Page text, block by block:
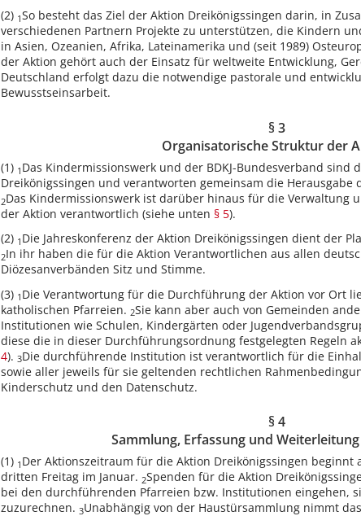
(2) 1So besteht das Ziel der Aktion Dreikönigssingen darin, in
verschiedenen Partnern Projekte zu unterstützen, die Kindern
in Asien, Ozeanien, Afrika, Lateinamerika und (seit 1989)
der Aktion gehört auch der Einsatz für weltweite Entwicklung,
Deutschland erfolgt dazu die notwendige pastorale und
Bewusstseinsarbeit.
§ 3
Organisatorische Struktur der
(1) 1 Das Kindermissionswerk und der BDKJ-Bundesverband sind
Dreikönigssingen und verantworten gemeinsam die
2Das Kindermissionswerk ist darüber hinaus für die Verwaltung
der Aktion verantwortlich (siehe unten § 5).
(2) 1 Die Jahreskonferenz der Aktion Dreikönigssingen dient der
2In ihr haben die für die Aktion Verantwortlichen aus allen
Diözesanverbänden Sitz und Stimme.
(3) 1 Die Verantwortung für die Durchführung der Aktion vor Ort
katholischen Pfarreien. 2Sie kann aber auch von Gemeinden
Institutionen wie Schulen, Kindergärten oder
diese die in dieser Durchführungsordnung festgelegten Regeln
4). 3Die durchführende Institution ist verantwortlich für die
sowie aller jeweils für sie geltenden rechtlichen
Kinderschutz und den Datenschutz.
§ 4
Sammlung, Erfassung und
(1) 1 Der Aktionszeitraum für die Aktion Dreikönigssingen beginnt
dritten Freitag im Januar. 2Spenden für die Aktion
bei den durchführenden Pfarreien bzw. Institutionen eingehen,
zuzurechnen. 3Unabhängig von der Haustürsammlung nimmt